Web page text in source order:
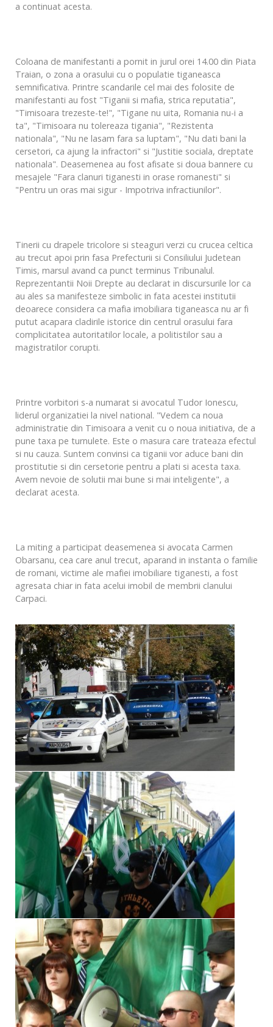
a continuat acesta.
Coloana de manifestanti a pornit in jurul orei 14.00 din Piata
Traian, o zona a orasului cu o populatie tiganeasca
semnificativa. Printre scandarile cel mai des folosite de
manifestanti au fost "Tiganii si mafia, strica reputatia",
"Timisoara trezeste-te!", "Tigane nu uita, Romania nu-i a
ta", "Timisoara nu tolereaza tigania", "Rezistenta
nationala", "Nu ne lasam fara sa luptam", "Nu dati bani la
cersetori, ca ajung la infractori" si "Justitie sociala, dreptate
nationala". Deasemenea au fost afisate si doua bannere cu
mesajele "Fara clanuri tiganesti in orase romanesti" si
"Pentru un oras mai sigur - Impotriva infractiunilor".
Tinerii cu drapele tricolore si steaguri verzi cu crucea celtica
au trecut apoi prin fasa Prefecturii si Consiliului Judetean
Timis, marsul avand ca punct terminus Tribunalul.
Reprezentantii Noii Drepte au declarat in discursurile lor ca
au ales sa manifesteze simbolic in fata acestei institutii
deoarece considera ca mafia imobiliara tiganeasca nu ar fi
putut acapara cladirile istorice din centrul orasului fara
complicitatea autoritatilor locale, a politistilor sau a
magistratilor corupti.
Printre vorbitori s-a numarat si avocatul Tudor Ionescu,
liderul organizatiei la nivel national. "Vedem ca noua
administratie din Timisoara a venit cu o noua initiativa, de a
pune taxa pe turnulete. Este o masura care trateaza efectul
si nu cauza. Suntem convinsi ca tiganii vor aduce bani din
prostitutie si din cersetorie pentru a plati si acesta taxa.
Avem nevoie de solutii mai bune si mai inteligente", a
declarat acesta.
La miting a participat deasemenea si avocata Carmen
Obarsanu, cea care anul trecut, aparand in instanta o familie
de romani, victime ale mafiei imobiliare tiganesti, a fost
agresata chiar in fata acelui imobil de membrii clanului
Carpaci.